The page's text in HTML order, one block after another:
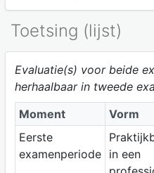
Toetsing (lijst)
Evaluatie(s) voor beide
herhaalbaar in tweede
Moment
Vorm
Eerste
examenperiode
in een